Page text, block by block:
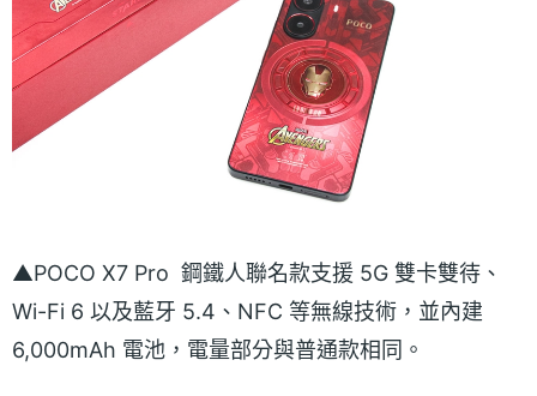
▲POCO X7 Pro 鋼鐵人聯名款支援 5G 雙卡雙待、
Wi-Fi 6 以及藍牙 5.4、NFC 等無線技術，並內建
6,000mAh 電池，電量部分與普通款相同。